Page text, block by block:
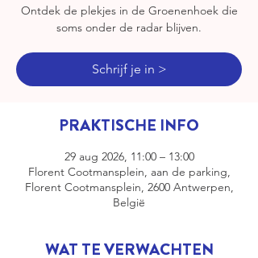
Ontdek de plekjes in de Groenenhoek die
soms onder de radar blijven.
Schrijf je in >
PRAKTISCHE INFO
29 aug 2026, 11:00 – 13:00
Florent Cootmansplein, aan de parking,
Florent Cootmansplein, 2600 Antwerpen,
België
WAT TE VERWACHTEN